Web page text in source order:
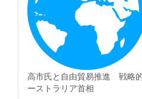
高市氏と自由貿易推進 戦略
ーストラリア首相